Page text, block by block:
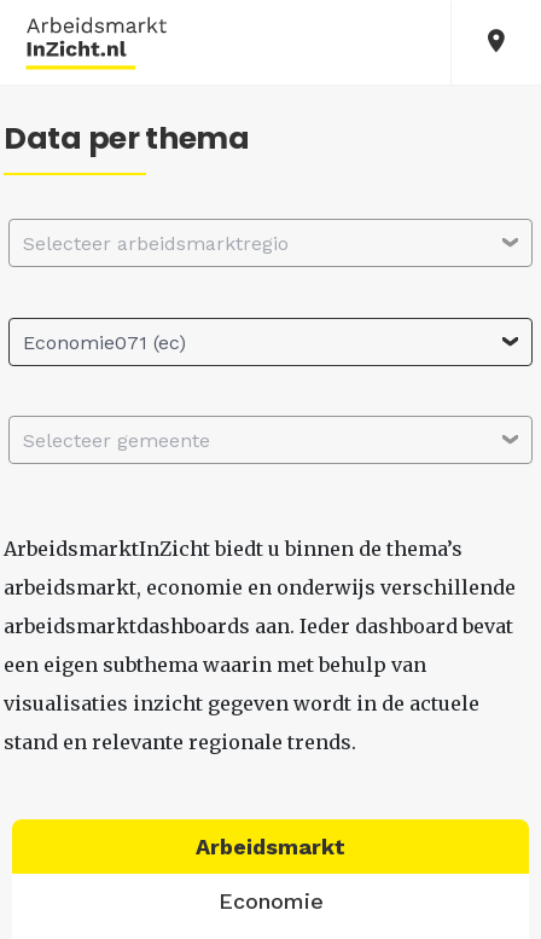
Data per thema
Selecteer arbeidsmarktregio
Economie071 (ec)
Selecteer gemeente
ArbeidsmarktInZicht biedt u binnen de thema’s
arbeidsmarkt, economie en onderwijs verschillende
arbeidsmarktdashboards aan. Ieder dashboard bevat
een eigen subthema waarin met behulp van
visualisaties inzicht gegeven wordt in de actuele
stand en relevante regionale trends.
Arbeidsmarkt
Economie